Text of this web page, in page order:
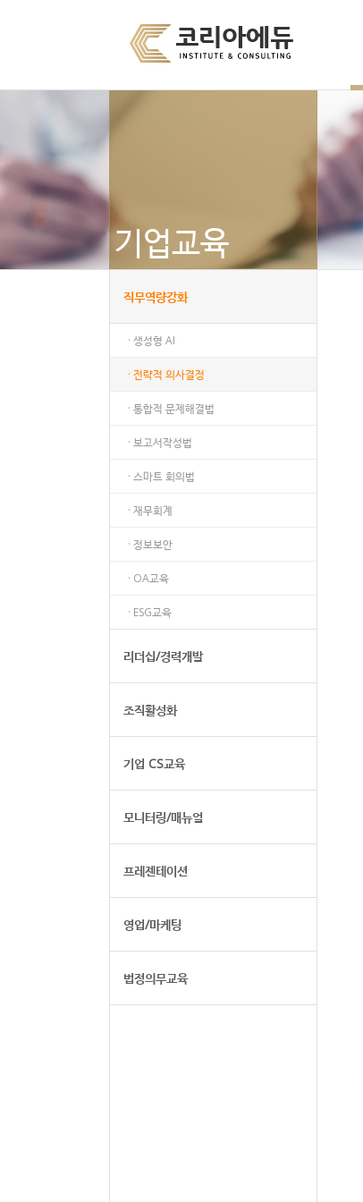
기업교육
직무역량강화
· 생성형 AI
· 전략적 의사결정
· 통합적 문제해결법
· 보고서작성법
· 스마트 회의법
· 재무회계
· 정보보안
· OA교육
· ESG교육
리더십/경력개발
조직활성화
기업 CS교육
모니터링/매뉴얼
프레젠테이션
영업/마케팅
법정의무교육